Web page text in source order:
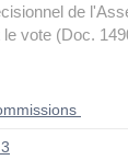
de
vote (Doc.